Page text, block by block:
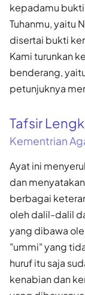
kepadamu
Tuhanmu, yaitu
disertai bukti
Kami turunkan
benderang,
petunjuknya
Tafsir
Kementrian
Ayat ini
dan
berbagai
oleh dalil-dalil
yang dibawa
"ummi" yang
huruf itu saja
kenabian dan